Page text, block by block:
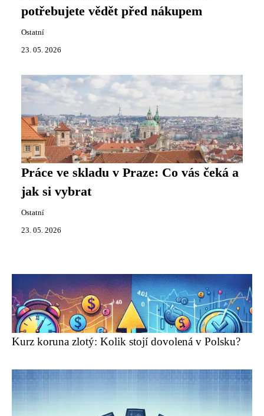
potřebujete vědět před nákupem
Ostatní
23. 05. 2026
Práce ve skladu v Praze: Co vás čeká a
jak si vybrat
Ostatní
23. 05. 2026
Kurz koruna zlotý: Kolik stojí dovolená v Polsku?